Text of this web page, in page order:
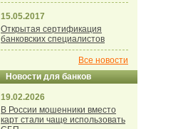
15.05.2017
Открытая сертификация
банковских специалистов
Все новости
Новости для банков
19.02.2026
В России мошенники вместо
карт стали чаще использовать